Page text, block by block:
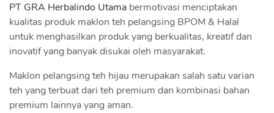
PT GRA Herbalindo Utama bermotivasi menciptakan
kualitas produk maklon teh pelangsing BPOM & Halal
untuk menghasilkan produk yang berkualitas, kreatif dan
inovatif yang banyak disukai oleh masyarakat.
Maklon pelangsing teh hijau merupakan salah satu varian
teh yang terbuat dari teh premium dan kombinasi bahan
premium lainnya yang aman.